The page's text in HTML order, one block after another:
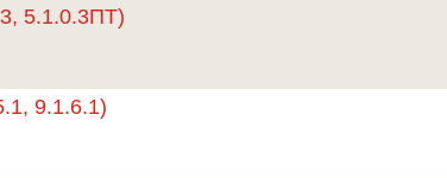
5.1.0.3ПТ)
9.1.6.1)